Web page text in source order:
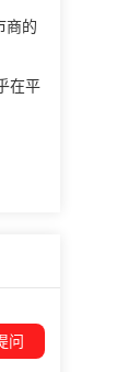
商的
在平
问